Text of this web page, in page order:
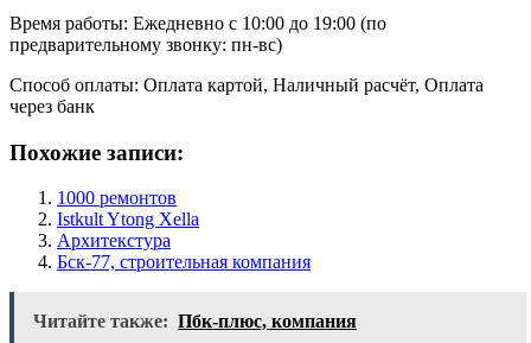
Время работы: Ежедневно с 10:00 до 19:00 (по
предварительному звонку: пн-вс)
Способ оплаты: Оплата картой, Наличный расчёт, Оплата
через банк
Похожие записи:
1000 ремонтов
Istkult Ytong Xella
Архитекстура
Бск-77, строительная компания
Читайте также: Пбк-плюс, компания